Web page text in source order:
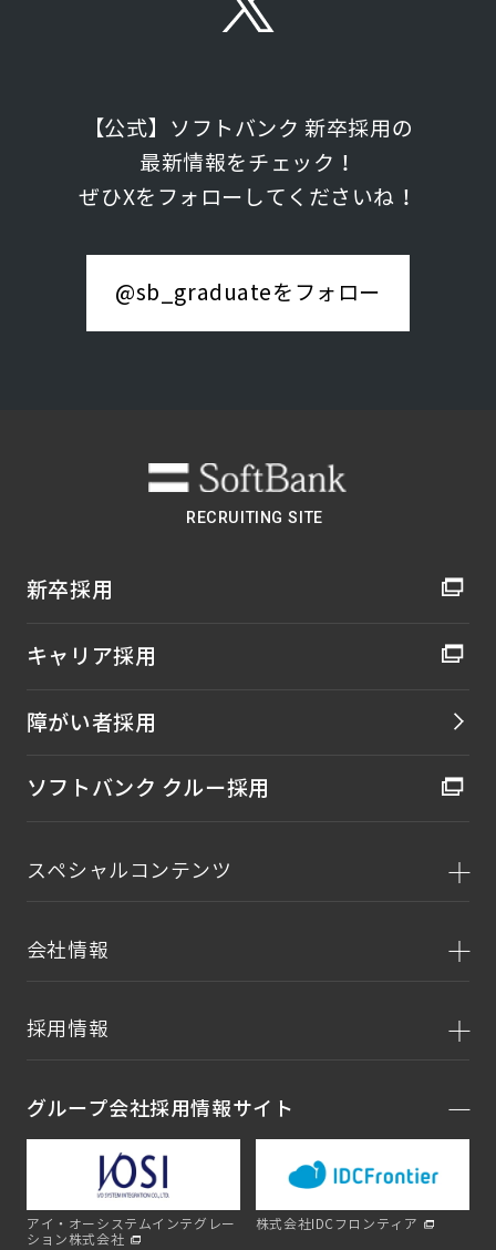
【公式】ソフトバンク 新卒採用の
最新情報をチェック！
ぜひXをフォローしてくださいね！
@sb_graduateをフォロー
RECRUITING SITE
新卒採用
キャリア採用
障がい者採用
ソフトバンク クルー採用
スペシャルコンテンツ
会社情報
採用情報
グループ会社採用情報サイト
アイ・オーシステムインテグレー
ション株式会社
株式会社IDCフロンティア